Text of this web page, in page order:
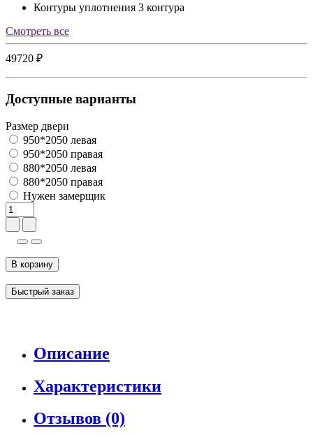
Контуры уплотнения 3 контура
Cмотреть все
49720 ₽
Доступные варианты
Размер двери
950*2050 левая
950*2050 правая
880*2050 левая
880*2050 правая
Нужен замерщик
В корзину
Быстрый заказ
Описание
Характеристики
Отзывов (0)